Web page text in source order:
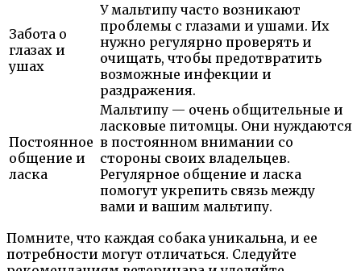
Забота о
глазах и
ушах
У мальтипу часто возникают
проблемы с глазами и ушами. Их
нужно регулярно проверять и
очищать, чтобы предотвратить
возможные инфекции и
раздражения.
Постоянное
общение и
ласка
Мальтипу — очень общительные и
ласковые питомцы. Они нуждаются
в постоянном внимании со
стороны своих владельцев.
Регулярное общение и ласка
помогут укрепить связь между
вами и вашим мальтипу.
Помните, что каждая собака уникальна, и ее
потребности могут отличаться. Следуйте